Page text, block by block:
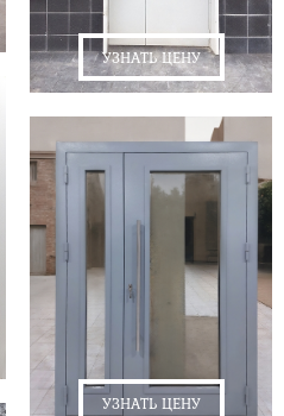
УЗНАТЬ ЦЕНУ
УЗНАТЬ ЦЕНУ